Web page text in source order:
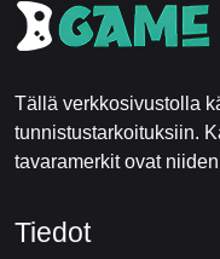
Tällä verkkosivustolla
tunnistustarkoituksiin.
tavaramerkit ovat
Tiedot